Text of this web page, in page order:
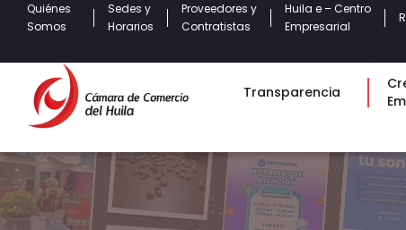
Quiénes
Somos
Sedes y
Horarios
Proveedores y
Contratistas
Huila e – Centro
Empresarial
Transparencia